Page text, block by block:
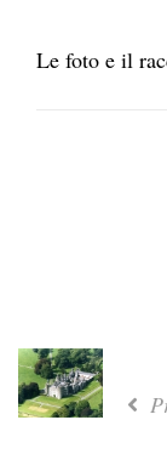
Le foto e il